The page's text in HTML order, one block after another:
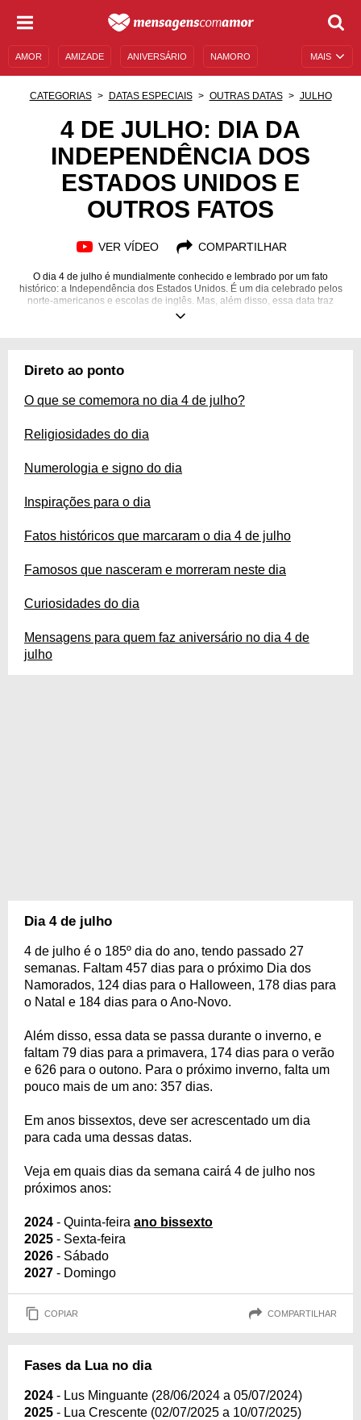
MAIS
AMOR AMIZADE ANIVERSÁRIO NAMORO
MENSAGENS E FRASES MENSAGENS DE ANIVERSÁRIO
ENTRETENIMENTO FAMOSOS BÍBLIA
CATEGORIAS DATAS ESPECIAIS OUTRAS DATAS JULHO
4 DE JULHO: DIA DA
INDEPENDÊNCIA DOS
ESTADOS UNIDOS E
OUTROS FATOS
VER VÍDEO COMPARTILHAR
O dia 4 de julho é mundialmente conhecido e lembrado por um fato
histórico: a Independência dos Estados Unidos. É um dia celebrado pelos
norte-americanos e escolas de inglês. Mas, além disso, essa data traz
também várias curiosidades e fatos históricos, que valem a pena conhecer,
curiosos sobre esse dia tão marcante para a história.
Direto ao ponto
O que se comemora no dia 4 de julho?
Religiosidades do dia
Numerologia e signo do dia
Inspirações para o dia
Fatos históricos que marcaram o dia 4 de julho
Famosos que nasceram e morreram neste dia
Curiosidades do dia
Mensagens para quem faz aniversário no dia 4 de
julho
Dia 4 de julho
4 de julho é o 185º dia do ano, tendo passado 27
semanas. Faltam 457 dias para o próximo Dia dos
Namorados, 124 dias para o Halloween, 178 dias para
o Natal e 184 dias para o Ano-Novo.
Além disso, essa data se passa durante o inverno, e
faltam 79 dias para a primavera, 174 dias para o verão
e 626 para o outono. Para o próximo inverno, falta um
pouco mais de um ano: 357 dias.
Em anos bissextos, deve ser acrescentado um dia
para cada uma dessas datas.
Veja em quais dias da semana cairá 4 de julho nos
próximos anos:
2024 - Quinta-feira ano bissexto
2025 - Sexta-feira
2026 - Sábado
2027 - Domingo
COPIAR COMPARTILHAR
Fases da Lua no dia
2024 - Lus Minguante (28/06/2024 a 05/07/2024)
2025 - Lua Crescente (02/07/2025 a 10/07/2025)